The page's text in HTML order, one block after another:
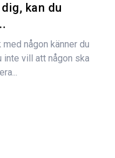
kan du
någon känner du
inte vill att någon ska